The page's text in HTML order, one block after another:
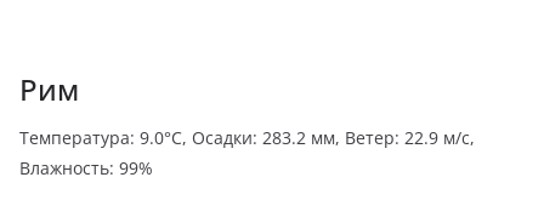
Рим
Температура: 9.0°C, Осадки: 283.2 мм, Ветер: 22.9 м/с,
Влажность: 99%